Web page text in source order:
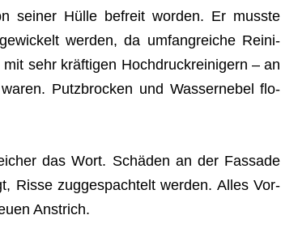
sei­ner Hülle befreit wor­den. Er musste
wer­den, da umfang­rei­che Rei­ni­
sehr kräf­ti­gen Hoch­druck­rei­ni­gern – an
Putz­bro­cken und Was­ser­ne­bel flo­
das Wort. Schä­den an der Fas­sade
Risse zug­ge­spach­telt wer­den. Alles Vor­
Anstrich.